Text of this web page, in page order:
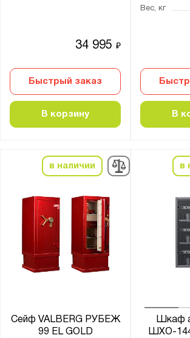
34 995₽
Быстрый заказ
В корзину
Вес, кг
В
в наличии
Сейф VALBERG РУБЕЖ
99 EL GOLD
в
Шкаф
ШХО-
Арсенал
Беркут
Заслон
Ирбис
Карат
Кварцит
ОШ